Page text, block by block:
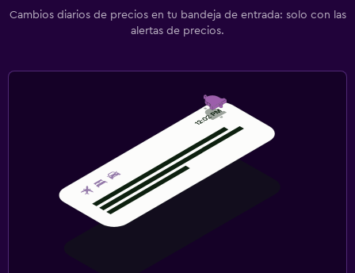
Cambios diarios de precios en tu bandeja de entrada: solo con las
alertas de precios.